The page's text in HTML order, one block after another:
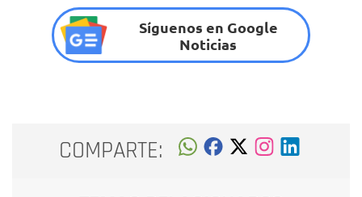
Síguenos en Google
Noticias
COMPARTE: